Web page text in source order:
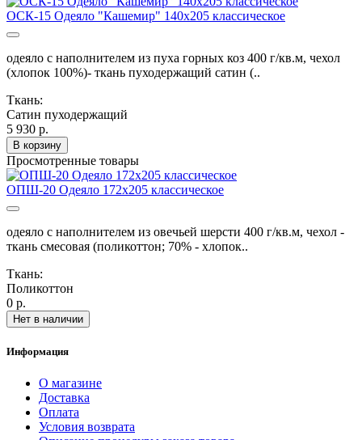
ОСК-15 Одеяло "Кашемир" 140х205 классическое
одеяло с наполнителем из пуха горных коз 400 г/кв.м, чехол
(хлопок 100%)- ткань пуходержащий сатин (..
Ткань:
Сатин пуходержащий
5 930 р.
В корзину
Просмотренные товары
ОПШ-20 Одеяло 172х205 классическое
одеяло с наполнителем из овечьей шерсти 400 г/кв.м, чехол -
ткань смесовая (поликоттон; 70% - хлопок..
Ткань:
Поликоттон
0 р.
Нет в наличии
Информация
О магазине
Доставка
Оплата
Условия возврата